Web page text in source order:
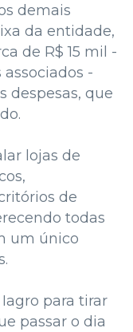
demais
da entidade,
de R$ 15 mil -
-
despesas, que
lojas de
de
todas
um único
para tirar
passar o dia